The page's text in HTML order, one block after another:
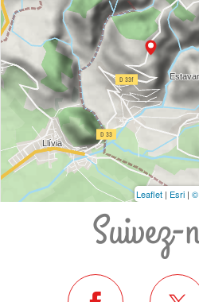
Leaflet | Esri | ©
Suivez-